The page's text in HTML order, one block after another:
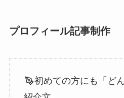
プロフィール記事制作
初めての方にも「ど